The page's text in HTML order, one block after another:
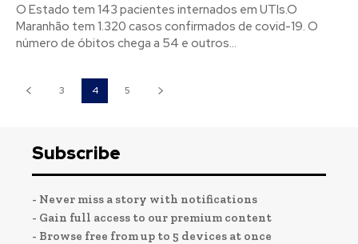
O Estado tem 143 pacientes internados em UTIs.O
Maranhão tem 1.320 casos confirmados de covid-19. O
número de óbitos chega a 54 e outros...
3 4 5
Subscribe
- Never miss a story with notifications
- Gain full access to our premium content
- Browse free from up to 5 devices at once